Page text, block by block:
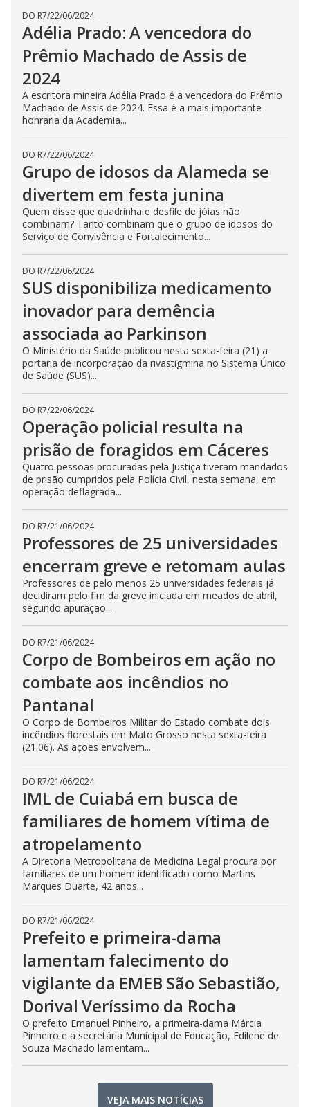
DO R7/22/06/2024
Adélia Prado: A vencedora do
Prêmio Machado de Assis de
2024
A escritora mineira Adélia Prado é a vencedora do Prêmio
Machado de Assis de 2024. Essa é a mais importante
honraria da Academia...
DO R7/22/06/2024
Grupo de idosos da Alameda se
divertem em festa junina
Quem disse que quadrinha e desfile de jóias não
combinam? Tanto combinam que o grupo de idosos do
Serviço de Convivência e Fortalecimento...
DO R7/22/06/2024
SUS disponibiliza medicamento
inovador para demência
associada ao Parkinson
O Ministério da Saúde publicou nesta sexta-feira (21) a
portaria de incorporação da rivastigmina no Sistema Único
de Saúde (SUS)....
DO R7/22/06/2024
Operação policial resulta na
prisão de foragidos em Cáceres
Quatro pessoas procuradas pela Justiça tiveram mandados
de prisão cumpridos pela Polícia Civil, nesta semana, em
operação deflagrada...
DO R7/21/06/2024
Professores de 25 universidades
encerram greve e retomam aulas
Professores de pelo menos 25 universidades federais já
decidiram pelo fim da greve iniciada em meados de abril,
segundo apuração...
DO R7/21/06/2024
Corpo de Bombeiros em ação no
combate aos incêndios no
Pantanal
O Corpo de Bombeiros Militar do Estado combate dois
incêndios florestais em Mato Grosso nesta sexta-feira
(21.06). As ações envolvem...
DO R7/21/06/2024
IML de Cuiabá em busca de
familiares de homem vítima de
atropelamento
A Diretoria Metropolitana de Medicina Legal procura por
familiares de um homem identificado como Martins
Marques Duarte, 42 anos...
DO R7/21/06/2024
Prefeito e primeira-dama
lamentam falecimento do
vigilante da EMEB São Sebastião,
Dorival Veríssimo da Rocha
O prefeito Emanuel Pinheiro, a primeira-dama Márcia
Pinheiro e a secretária Municipal de Educação, Edilene de
Souza Machado lamentam...
VEJA MAIS NOTÍCIAS